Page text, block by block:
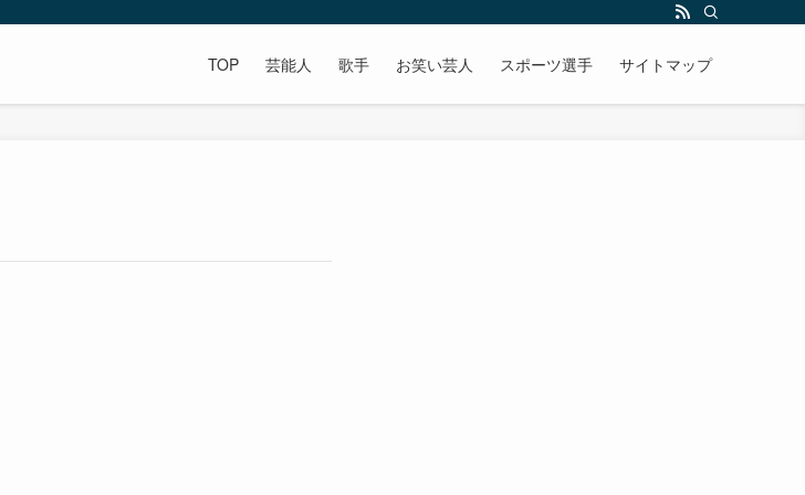
TOP 芸能人 歌手 お笑い芸人 スポーツ選手 サイトマップ